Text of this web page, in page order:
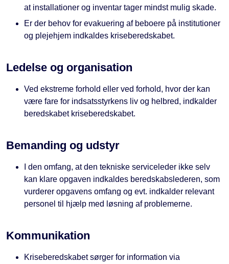
at installationer og inventar tager mindst mulig skade.
Er der behov for evakuering af beboere på institutioner
og plejehjem indkaldes kriseberedskabet.
Ledelse og organisation
Ved ekstreme forhold eller ved forhold, hvor der kan
være fare for indsatsstyrkens liv og helbred, indkalder
beredskabet kriseberedskabet.
Bemanding og udstyr
I den omfang, at den tekniske serviceleder ikke selv
kan klare opgaven indkaldes beredskabslederen, som
vurderer opgavens omfang og evt. indkalder relevant
personel til hjælp med løsning af problemerne.
Kommunikation
Kriseberedskabet sørger for information via